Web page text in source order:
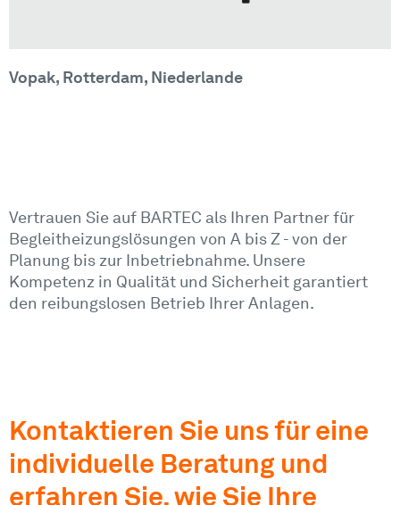
Vopak, Rotterdam, Niederlande
Vertrauen Sie auf BARTEC als Ihren Partner für
Begleitheizungslösungen von A bis Z - von der
Planung bis zur Inbetriebnahme. Unsere
Kompetenz in Qualität und Sicherheit garantiert
den reibungslosen Betrieb Ihrer Anlagen.
Kontaktieren Sie uns für eine
individuelle Beratung und
erfahren Sie, wie Sie Ihre